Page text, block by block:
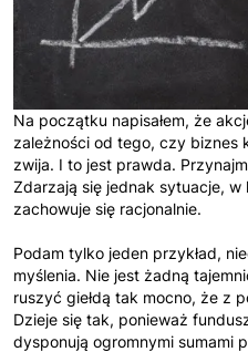
Na początku napisałem, że
zależności od tego, czy biznes
zwija. I to jest prawda.
Zdarzają się jednak sytuacje,
zachowuje się racjonalnie.
Podam tylko jeden przykład,
myślenia. Nie jest żadną
ruszyć giełdą tak mocno, że z
Dzieje się tak, ponieważ
dysponują ogromnymi sumami